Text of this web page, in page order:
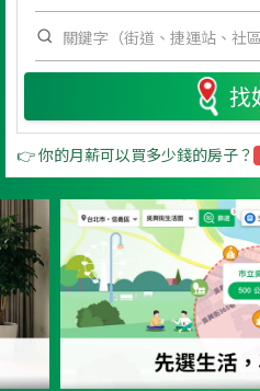
找
👉 你的月薪可以買多少錢的房子？